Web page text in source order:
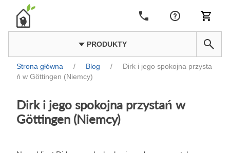
PRODUKTY
Strona główna / Blog /
Dirk i jego spokojna przysta
ń w Göttingen (Niemcy)
Dirk i jego spokojna przystań w
Göttingen (Niemcy)